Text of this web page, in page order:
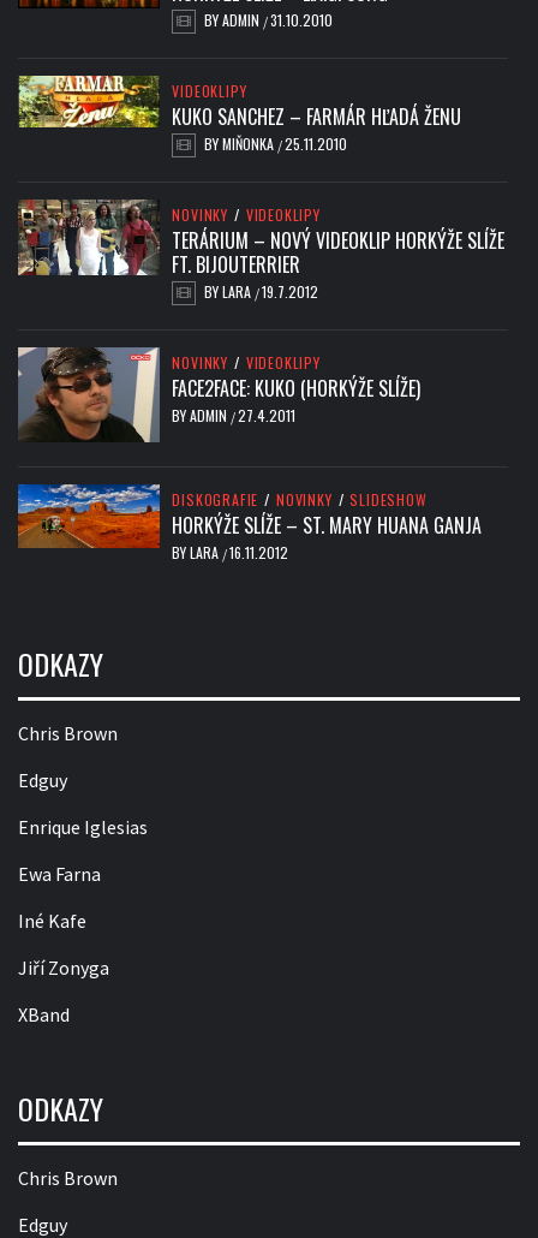
BYADMIN /31.10.2010
VIDEOKLIPY
KUKO SANCHEZ – FARMÁR HĽADÁ ŽENU
BYMIŇONKA /25.11.2010
NOVINKY / VIDEOKLIPY
TERÁRIUM – NOVÝ VIDEOKLIP HORKÝŽE SLÍŽE
FT. BIJOUTERRIER
BYLARA /19.7.2012
NOVINKY / VIDEOKLIPY
FACE2FACE: KUKO (HORKÝŽE SLÍŽE)
BYADMIN /27.4.2011
DISKOGRAFIE / NOVINKY / SLIDESHOW
HORKÝŽE SLÍŽE – ST. MARY HUANA GANJA
BYLARA /16.11.2012
ODKAZY
Chris Brown
Edguy
Enrique Iglesias
Ewa Farna
Iné Kafe
Jiří Zonyga
XBand
ODKAZY
Chris Brown
Edguy